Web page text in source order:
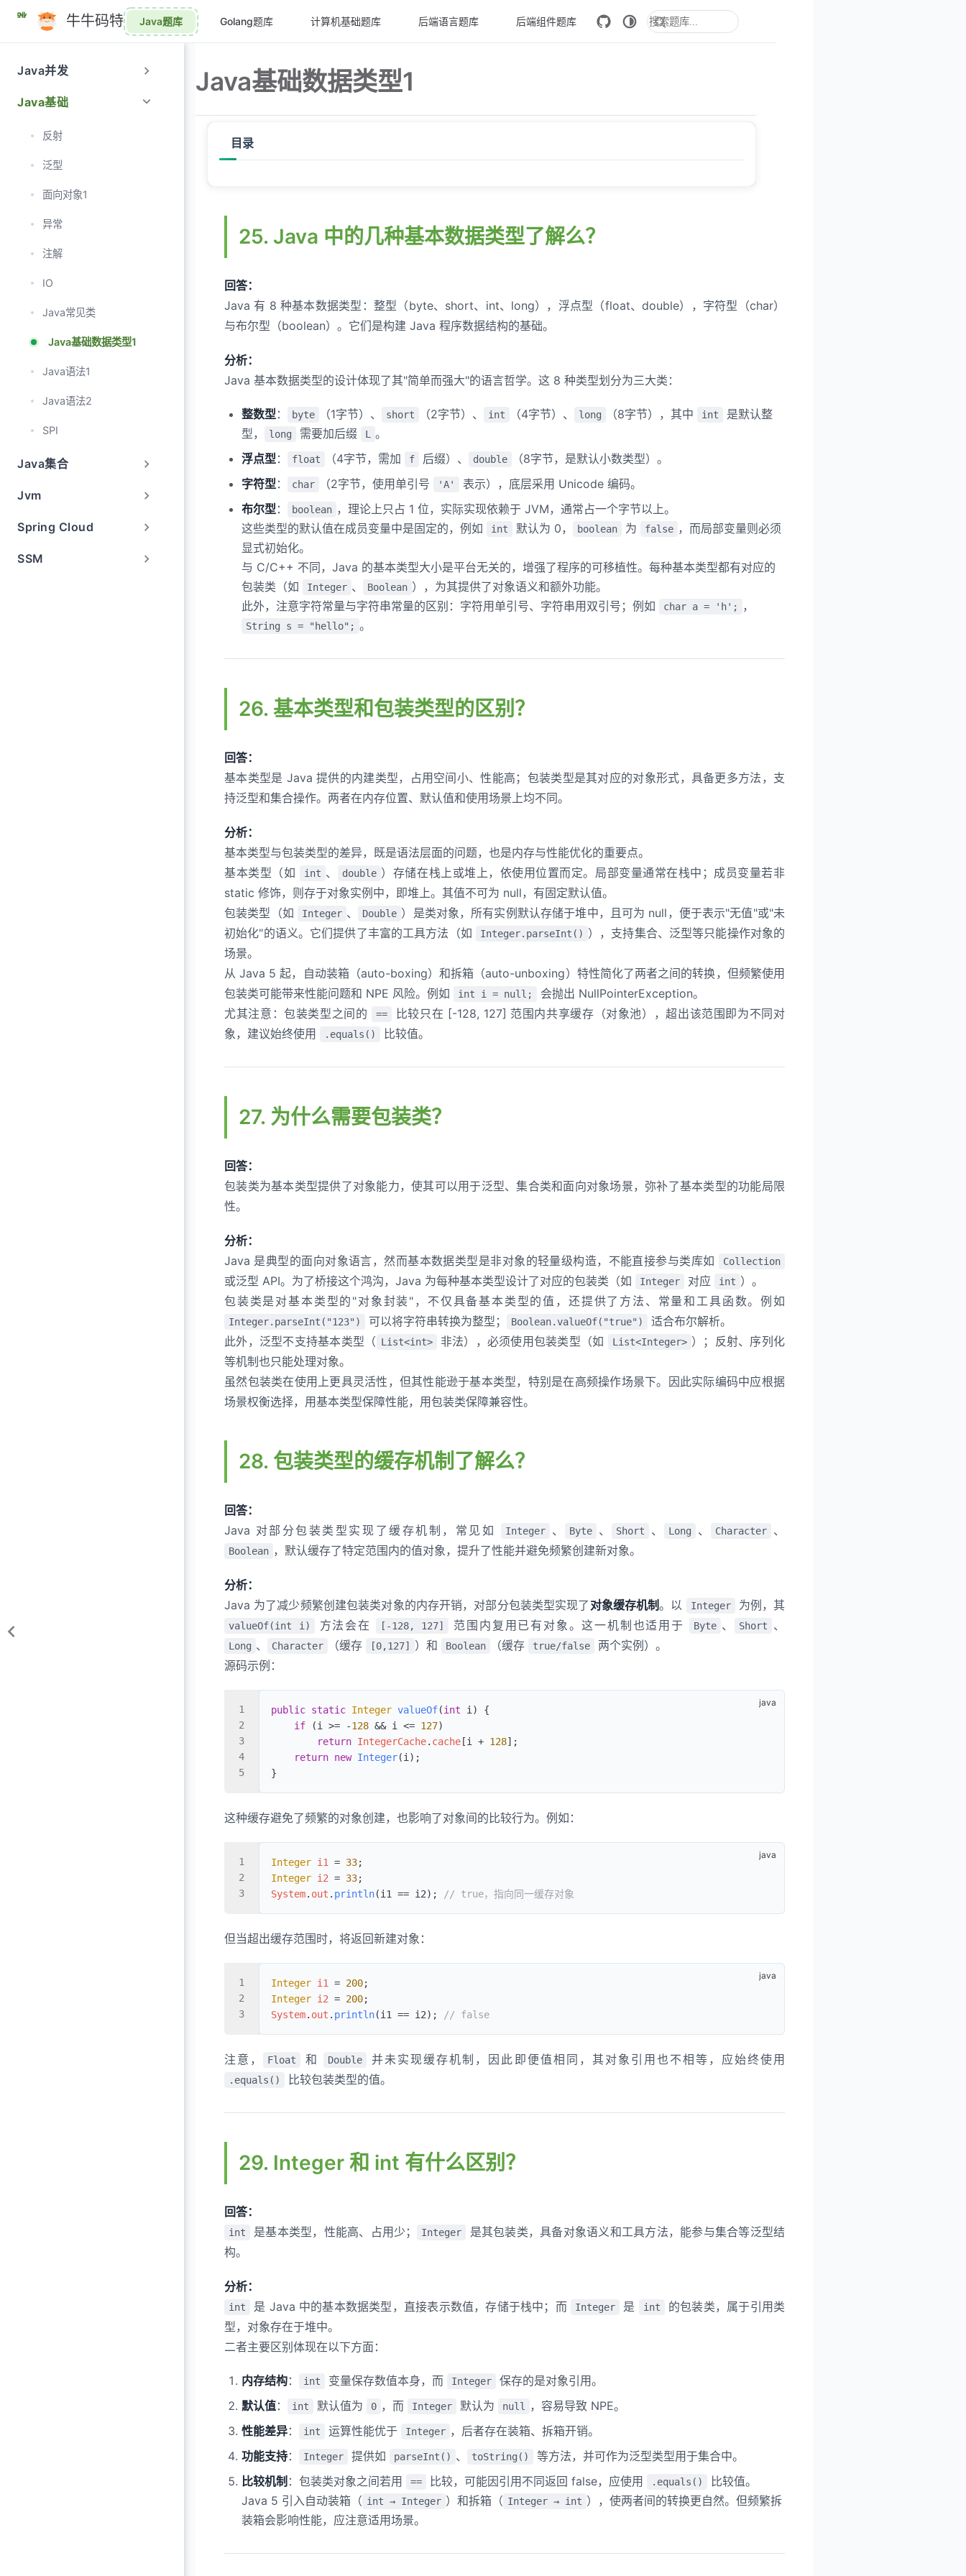
跳
內
牛牛码特 Java题库 Golang题库 计算机基础题库 后端语言题库 后端组件题库
Java并发
Java基础
反射
泛型
面向对象1
异常
注解
IO
Java常见类
Java基础数据类型1
Java语法1
Java语法2
SPI
Java集合
Jvm
Spring Cloud
SSM
Java基础数据类型1
目录
26. 基本类型和包装类型的区别？
27. 为什么需要包装类？
29. Integer 和 int 有什么区别？
30. 为什么还要保留 int 类型？
31. 自动装箱与拆箱了解吗？原理是什么？
32. 为什么浮点数运算的时候会有精度丢失的风险？
33. 如何解决浮点数运算的精度丢失问题？
34. 超过 long 整型的数据应该如何表示？
25. Java 中的几种基本数据类型了解么？
回答：
Java 有 8 种基本数据类型：整型（byte、short、int、long），浮点型（float、double），字符型（char）
与布尔型（boolean）。它们是构建 Java 程序数据结构的基础。
分析：
Java 基本数据类型的设计体现了其"简单而强大"的语言哲学。这 8 种类型划分为三大类：
整数型： byte （1字节）、 short （2字节）、 int （4字节）、 long （8字节），其中 int
是默认整
型，
long 需要加后缀 L
。
浮点型： float （4字节，需加 f 后缀）、 double
（8字节，是默认小数类型）。
字符型： char （2字节，使用单引号 'A'
表示），底层采用 Unicode 编码。
布尔型： boolean ，理论上只占 1 位，实际实现依赖于 JVM，通常占一个字节以上。
这些类型的默认值在成员变量中是固定的，例如
int 默认为 0， boolean 为 false ，而局部变量则必须
显式初始化。
与 C/C++ 不同，Java 的基本类型大小是平台无关的，增强了程序的可移植性。每种基本类型都有对应的
包装类（如
Integer 、 Boolean ），为其提供了对象语义和额外功能。
此外，注意字符常量与字符串常量的区别：字符用单引号、字符串用双引号；例如
char a = 'h'; ，
String s = "hello"; 。
26. 基本类型和包装类型的区别？
回答：
基本类型是 Java 提供的内建类型，占用空间小、性能高；包装类型是其对应的对象形式，具备更多方法，支
持泛型和集合操作。两者在内存位置、默认值和使用场景上均不同。
分析：
基本类型与包装类型的差异，既是语法层面的问题，也是内存与性能优化的重要点。
基本类型（如
int 、 double ）存储在栈上或堆上，依使用位置而定。局部变量通常在栈中；成员变量若非
static 修饰，则存于对象实例中，即堆上。其值不可为 null，有固定默认值。
包装类型（如
Integer 、 Double ）是类对象，所有实例默认存储于堆中，且可为 null，便于表示"无值"或"未
初始化"的语义。它们提供了丰富的工具方法（如
Integer.parseInt() ），支持集合、泛型等只能操作对象的
场景。
从 Java 5 起，自动装箱（auto-boxing）和拆箱（auto-unboxing）特性简化了两者之间的转换，但频繁使用
包装类可能带来性能问题和 NPE 风险。例如
int i = null;
会抛出 NullPointerException。
尤其注意：包装类型之间的
==
比较只在 [-128, 127] 范围内共享缓存（对象池），超出该范围即为不同对
象，建议始终使用
.equals() 比较值。
27. 为什么需要包装类？
回答：
包装类为基本类型提供了对象能力，使其可以用于泛型、集合类和面向对象场景，弥补了基本类型的功能局限
性。
分析：
Java 是典型的面向对象语言，然而基本数据类型是非对象的轻量级构造，不能直接参与类库如
Collection
或泛型 API。为了桥接这个鸿沟，Java 为每种基本类型设计了对应的包装类（如 Integer 对应 int ）。
包装类是对基本类型的"对象封装"，不仅具备基本类型的值，还提供了方法、常量和工具函数。例如
Integer.parseInt("123") 可以将字符串转换为整型； Boolean.valueOf("true")
适合布尔解析。
此外，泛型不支持基本类型（ List<int> 非法），必须使用包装类型（如 List<Integer> ）；反射、序列化
等机制也只能处理对象。
虽然包装类在使用上更具灵活性，但其性能逊于基本类型，特别是在高频操作场景下。因此实际编码中应根据
场景权衡选择，用基本类型保障性能，用包装类保障兼容性。
28. 包装类型的缓存机制了解么？
回答：
Java 对部分包装类型实现了缓存机制，常见如
Integer 、 Byte 、 Short 、 Long 、 Character 、
Boolean ，默认缓存了特定范围内的值对象，提升了性能并避免频繁创建新对象。
分析：
Java 为了减少频繁创建包装类对象的内存开销，对部分包装类型实现了 对象缓存机制。以 Integer 为例，其
valueOf(int i) 方法会在 [-128, 127] 范围内复用已有对象。这一机制也适用于 Byte 、 Short 、
Long 、 Character （缓存 [0,127] ）和 Boolean （缓存 true/false
两个实例）。
源码示例：
public static Integer valueOf(int i) {
    if
(i >= -128 && i <= 127)
        return
IntegerCache. cache [i + 128] ;
    return
new Integer(i) ;
}
这种缓存避免了频繁的对象创建，也影响了对象间的比较行为。例如：
Integer i1 = 33;
Integer i2 = 33;
System. out . println(i1 == i2); // true，指向同一缓存对象
但当超出缓存范围时，将返回新建对象：
Integer i1 = 200;
Integer i2 = 200;
System. out . println(i1 == i2); // false
注意， Float 和 Double 并未实现缓存机制，因此即便值相同，其对象引用也不相等，应始终使用
.equals() 比较包装类型的值。
29. Integer 和 int 有什么区别？
回答：
int 是基本类型，性能高、占用少； Integer
是其包装类，具备对象语义和工具方法，能参与集合等泛型结
构。
分析：
int 是 Java 中的基本数据类型，直接表示数值，存储于栈中；而 Integer 是 int
的包装类，属于引用类
型，对象存在于堆中。
二者主要区别体现在以下方面：
内存结构： int 变量保存数值本身，而 Integer
保存的是对象引用。
默认值： int 默认值为 0 ，而 Integer 默认为 null
，容易导致 NPE。
性能差异： int 运算性能优于 Integer ，后者存在装箱、拆箱开销。
功能支持： Integer 提供如 parseInt() 、 toString()
等方法，并可作为泛型类型用于集合中。
比较机制 ：包装类对象之间若用 == 比较，可能因引用不同返回 false，应使用 .equals()
比较值。
Java 5 引入自动装箱（ int → Integer ）和拆箱（ Integer → int ），使两者间的转换更自然。但频繁拆
装箱会影响性能，应注意适用场景。